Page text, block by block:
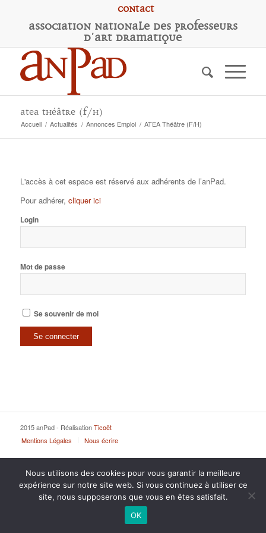
Contact
Association Nationale des Professeurs
d'Art Dramatique
ATEA Théâtre (F/H)
Accueil / Actualités / Annonces Emploi / ATEA Théâtre (F/H)
L'accès à cet espace est réservé aux adhérents de l’anPad.
Pour adhérer, cliquer ici
Login
Mot de passe
Se souvenir de moi
2015 anPad - RéalisationTicoët
Mentions Légales
Nous écrire
Nous utilisons des cookies pour vous garantir la meilleure
expérience sur notre site web. Si vous continuez à utiliser ce
site, nous supposerons que vous en êtes satisfait.
OK